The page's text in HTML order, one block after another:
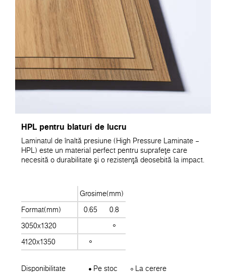
HPL pentru blaturi de lucru
Laminatul de înaltă presiune (High Pressure Laminate –
HPL) este un material perfect pentru suprafeţe care
necesită o durabilitate şi o rezistenţă deosebită la impact.
Grosime(mm)
Format(mm)
0.65
0.8
3050x1320
4120x1350
Disponibilitate Pe stoc La cerere